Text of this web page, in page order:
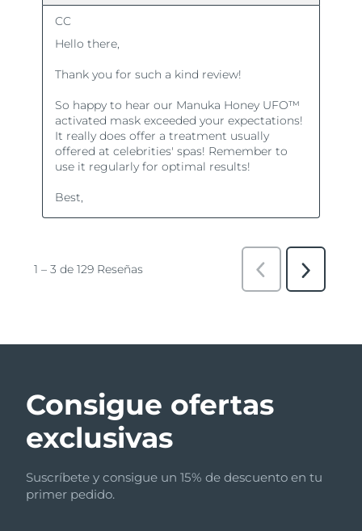
Consigue ofertas
exclusivas
Suscríbete y consigue un 15% de descuento en tu
primer pedido.